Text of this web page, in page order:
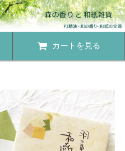
カートを見る